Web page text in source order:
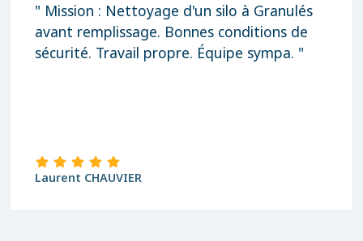
" Mission : Nettoyage d'un silo à Granulés
avant remplissage. Bonnes conditions de
sécurité. Travail propre. Équipe sympa. "
Laurent CHAUVIER